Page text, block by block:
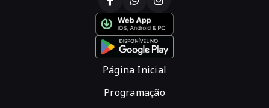
Página Inicial
Programação